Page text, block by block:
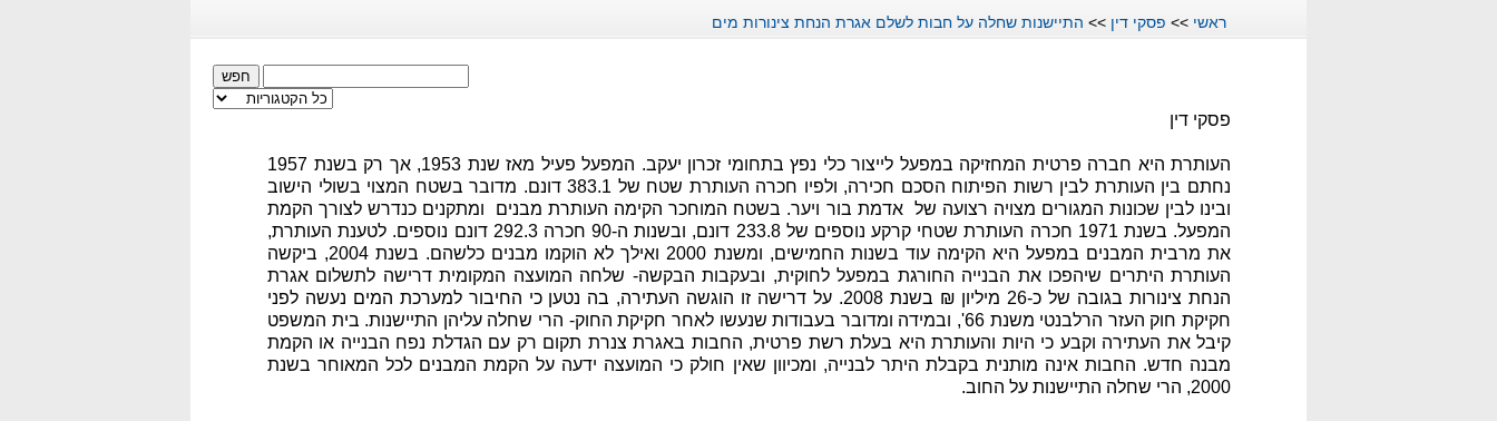
ראשי >> פסקי דין >> התיישנות שחלה על חבות לשלם אגרת הנחת צינורות מים
פסקי דין
העותרת היא חברה פרטית המחזיקה במפעל לייצור כלי נפץ בתחומי זכרון יעקב. המפעל פעיל מאז שנת 1953, אך רק בשנת 1957
נחתם בין העותרת לבין רשות הפיתוח הסכם חכירה, ולפיו חכרה העותרת שטח של 383.1 דונם. מדובר בשטח המצוי בשולי הישוב
ובינו לבין שכונות המגורים מצויה רצועה של אדמת בור ויער. בשטח המוחכר הקימה העותרת מבנים ומתקנים כנדרש לצורך הקמת
המפעל. בשנת 1971 חכרה העותרת שטחי קרקע נוספים של 233.8 דונם, ובשנות ה-90 חכרה 292.3 דונם נוספים. לטענת העותרת,
את מרבית המבנים במפעל היא הקימה עוד בשנות החמישים, ומשנת 2000 ואילך לא הוקמו מבנים כלשהם. בשנת 2004, ביקשה
העותרת היתרים שיהפכו את הבנייה החורגת במפעל לחוקית, ובעקבות הבקשה- שלחה המועצה המקומית דרישה לתשלום אגרת
הנחת צינורות בגובה של כ-26 מיליון ₪ בשנת 2008. על דרישה זו הוגשה העתירה, בה נטען כי החיבור למערכת המים נעשה לפני
חקיקת חוק העזר הרלבנטי משנת 66', ובמידה ומדובר בעבודות שנעשו לאחר חקיקת החוק- הרי שחלה עליהן התיישנות. בית המשפט
קיבל את העתירה וקבע כי היות והעותרת היא בעלת רשת פרטית, החבות באגרת צנרת תקום רק עם הגדלת נפח הבנייה או הקמת
מבנה חדש. החבות אינה מותנית בקבלת היתר לבנייה, ומכיוון שאין חולק כי המועצה ידעה על הקמת המבנים לכל המאוחר בשנת
2000, הרי שחלה התיישנות על החוב.